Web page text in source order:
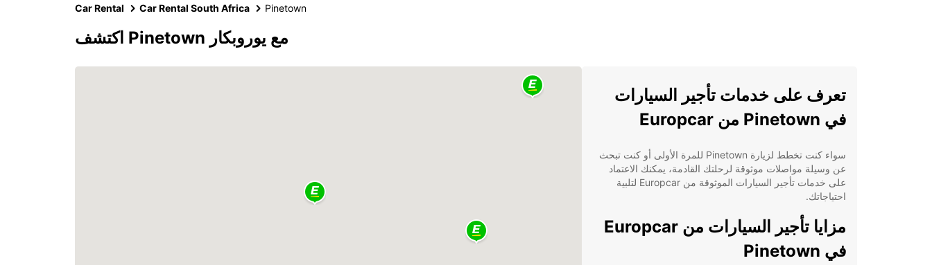
Car Rental Car Rental South Africa Pinetown
اكتشف Pinetown مع يوروبكار
تعرف على خدمات تأجير السيارات
في Pinetown من Europcar
سواء كنت تخطط لزيارة Pinetown للمرة الأولى أو كنت تبحث
عن وسيلة مواصلات موثوقة لرحلتك القادمة، يمكنك الاعتماد
على خدمات تأجير السيارات الموثوقة من Europcar لتلبية
احتياجاتك.
مزايا تأجير السيارات من Europcar
في Pinetown